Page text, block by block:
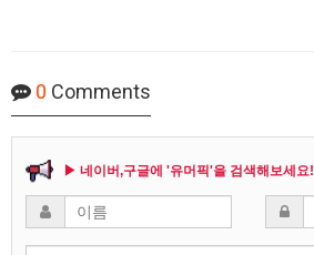
0 Comments
▶ 네이버,구글에 '유머픽'을 검색해보세요!